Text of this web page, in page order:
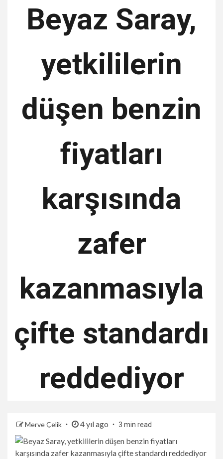
Beyaz Saray,
yetkililerin
düşen benzin
fiyatları
karşısında
zafer
kazanmasıyla
çifte standardı
reddediyor
Merve Çelik 4 yıl ago 3 min read